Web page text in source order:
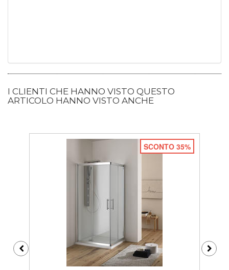
I CLIENTI CHE HANNO VISTO QUESTO
ARTICOLO HANNO VISTO ANCHE
SCONTO 35%